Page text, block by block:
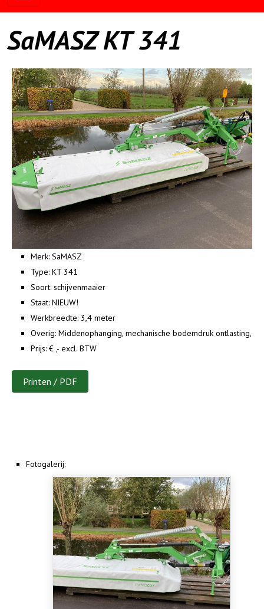
SaMASZ KT 341
Merk: SaMASZ
Type: KT 341
Soort: schijvenmaaier
Staat: NIEUW!
Werkbreedte: 3,4 meter
Overig: Middenophanging, mechanische bodemdruk ontlasting,
Prijs: € ,- excl. BTW
Printen / PDF
Fotogalerij: